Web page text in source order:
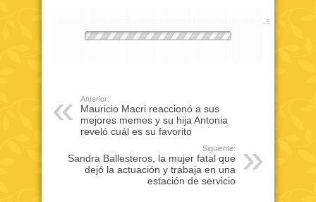
INCREIBLE
Anterior:
Mauricio Macri reaccionó a sus
mejores memes y su hija Antonia
reveló cuál es su favorito
Siguiente:
Sandra Ballesteros, la mujer fatal que
dejó la actuación y trabaja en una
estación de servicio